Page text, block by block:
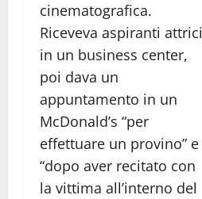
cinematografica.
Riceveva aspiranti attrici
in un business center,
poi dava un
appuntamento in un
McDonald’s “per
effettuare un provino” e
“dopo aver recitato con
la vittima all’interno del